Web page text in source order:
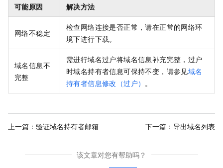
可能原因 解决方法
网络不稳定
检查网络连接是否正常，请在正常的网络环
境下进行下载。
域名信息不
完整
需进行域名过户将域名信息补充完整，过户
时域名持有者信息可保持不变，请参见域名
持有者信息修改（过户） 。
上一篇： 验证域名持有者邮箱 下一篇： 导出域名列表
该文章对您有帮助吗？